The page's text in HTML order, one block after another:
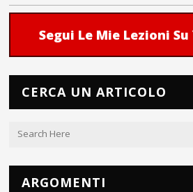
Segui Le Mie Lezioni
CERCA UN ARTICOLO
ARGOMENTI